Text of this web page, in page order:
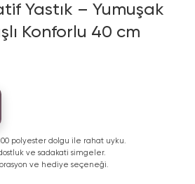
Yastık – Yumuşak
Konforlu 40 cm
polyester dolgu ile rahat uyku.
ve sadakati simgeler.
ve hediye seçeneği.